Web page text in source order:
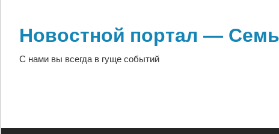
содержимому
Новостной портал —
С нами вы всегда в гуще событий